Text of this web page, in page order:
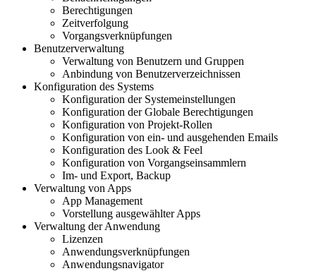
Berechtigungen
Zeitverfolgung
Vorgangsverknüpfungen
Benutzerverwaltung
Verwaltung von Benutzern und Gruppen
Anbindung von Benutzerverzeichnissen
Konfiguration des Systems
Konfiguration der Systemeinstellungen
Konfiguration der Globale Berechtigungen
Konfiguration von Projekt-Rollen
Konfiguration von ein- und ausgehenden Emails
Konfiguration des Look & Feel
Konfiguration von Vorgangseinsammlern
Im- und Export, Backup
Verwaltung von Apps
App Management
Vorstellung ausgewählter Apps
Verwaltung der Anwendung
Lizenzen
Anwendungsverknüpfungen
Anwendungsnavigator